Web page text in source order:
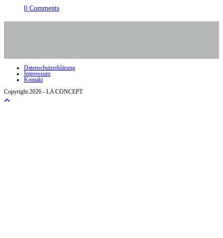
0 Comments
Datenschutzerklärung
Impressum
Kontakt
Copyright 2026 - LA CONCEPT